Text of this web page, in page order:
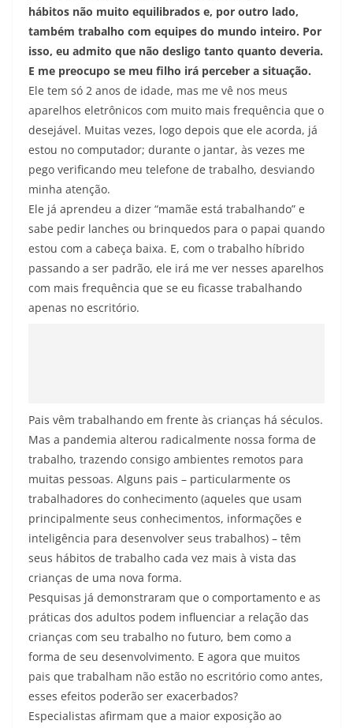
hábitos não muito equilibrados e, por outro lado,
também trabalho com equipes do mundo inteiro. Por
isso, eu admito que não desligo tanto quanto deveria.
E me preocupo se meu filho irá perceber a situação.
Ele tem só 2 anos de idade, mas me vê nos meus
aparelhos eletrônicos com muito mais frequência que o
desejável. Muitas vezes, logo depois que ele acorda, já
estou no computador; durante o jantar, às vezes me
pego verificando meu telefone de trabalho, desviando
minha atenção.
Ele já aprendeu a dizer “mamãe está trabalhando” e
sabe pedir lanches ou brinquedos para o papai quando
estou com a cabeça baixa. E, com o trabalho híbrido
passando a ser padrão, ele irá me ver nesses aparelhos
com mais frequência que se eu ficasse trabalhando
apenas no escritório.
Pais vêm trabalhando em frente às crianças há séculos.
Mas a pandemia alterou radicalmente nossa forma de
trabalho, trazendo consigo ambientes remotos para
muitas pessoas. Alguns pais – particularmente os
trabalhadores do conhecimento (aqueles que usam
principalmente seus conhecimentos, informações e
inteligência para desenvolver seus trabalhos) – têm
seus hábitos de trabalho cada vez mais à vista das
crianças de uma nova forma.
Pesquisas já demonstraram que o comportamento e as
práticas dos adultos podem influenciar a relação das
crianças com seu trabalho no futuro, bem como a
forma de seu desenvolvimento. E agora que muitos
pais que trabalham não estão no escritório como antes,
esses efeitos poderão ser exacerbados?
Especialistas afirmam que a maior exposição ao